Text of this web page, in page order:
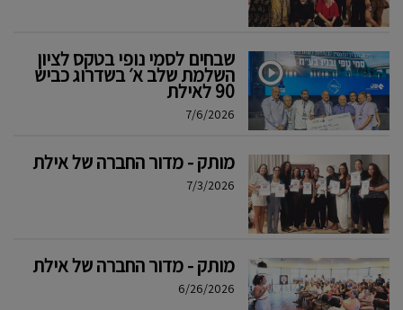
שבחים לסמי נופי בטקס לציון
השלמת שלב א׳ בשדרוג כביש
90 לאילת
7/6/2026
מותק - מדור החברה של אילת
7/3/2026
מותק - מדור החברה של אילת
6/26/2026